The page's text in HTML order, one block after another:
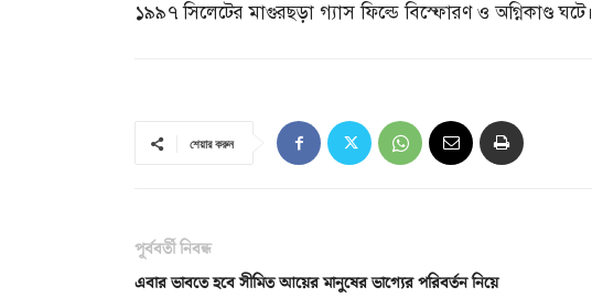
১৯৯৭ সিলেটের মাগুরছড়া গ্যাস ফিল্ডে বিস্ফোরণ ও অগ্নিকাণ্ড ঘটে।
শেয়ার করুন
পূর্ববর্তী নিবন্ধ
এবার ভাবতে হবে সীমিত আয়ের মানুষের ভাগ্যের পরিবর্তন নিয়ে